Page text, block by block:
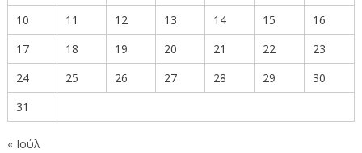
10
11 12 13 14 15
16
17
18 19 20 21 22
23
24
25 26 27 28 29
30
31
« Ιούλ